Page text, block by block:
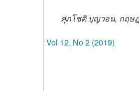
ศุภโชติ บุญวอน, กฤษ
Vol 12, No 2 (2019)